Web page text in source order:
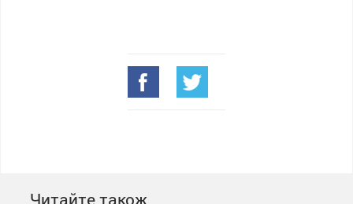
Читайте також